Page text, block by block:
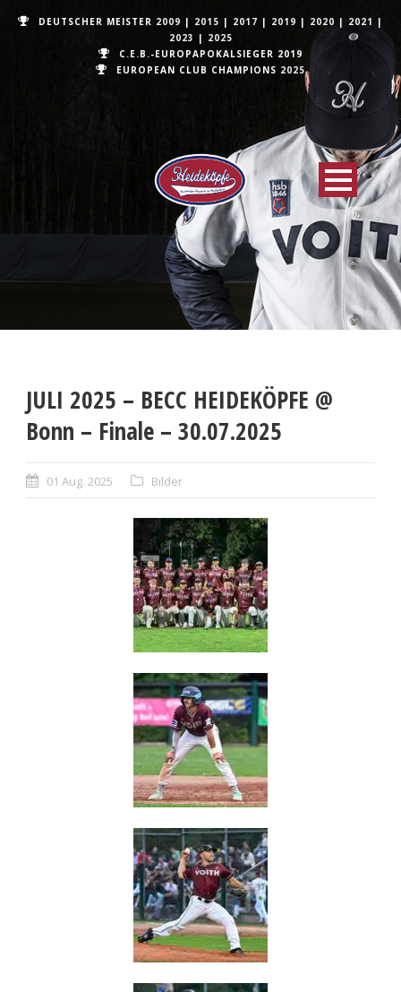
DEUTSCHER MEISTER 2009 | 2015 | 2017 | 2019 | 2020 | 2021 |
2023 | 2025
C.E.B.-EUROPAPOKALSIEGER 2019
EUROPEAN CLUB CHAMPIONS 2025
JULI 2025 – BECC HEIDEKÖPFE @
Bonn – Finale – 30.07.2025
01 Aug. 2025 Bilder